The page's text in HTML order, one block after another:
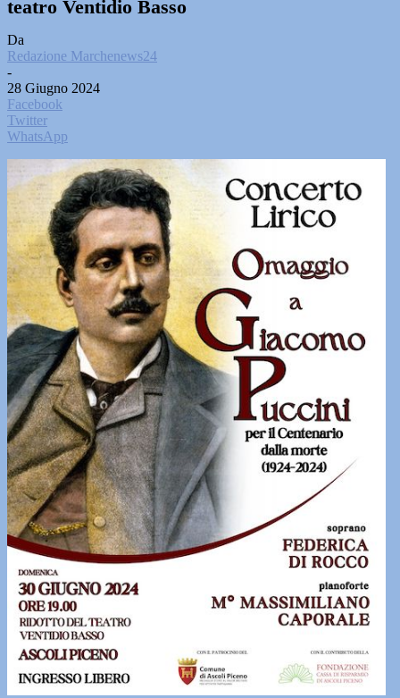
teatro Ventidio Basso
Da
Redazione Marchenews24
-
28 Giugno 2024
Facebook
Twitter
WhatsApp